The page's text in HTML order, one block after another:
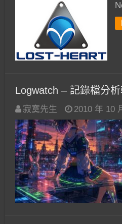
Logwatch – 記錄檔分
寂寞先生 2010 年 10